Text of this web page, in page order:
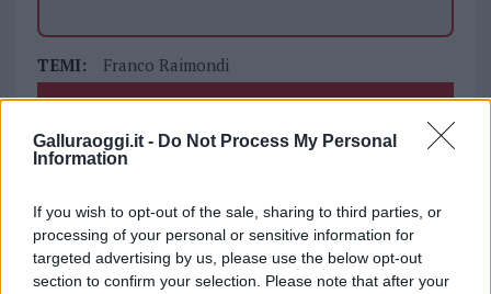
Galluraoggi.it - Do Not Process My Personal
Information
If you wish to opt-out of the sale, sharing to third parties, or
processing of your personal or sensitive information for
targeted advertising by us, please use the below opt-out
section to confirm your selection. Please note that after your
TEMI: Franco Raimondi
i tuoi video e le tue foto
345 356 7512